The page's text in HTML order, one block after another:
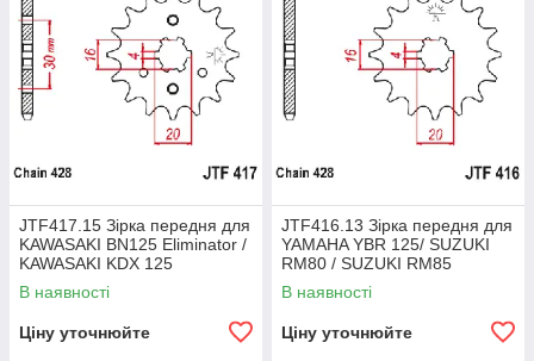
JTF417.15 Зірка передня для
KAWASAKI BN125 Eliminator /
KAWASAKI KDX 125
В наявності
Ціну уточнюйте
JTF416.13 Зірка передня для
YAMAHA YBR 125/ SUZUKI
RM80 / SUZUKI RM85
/YAMAHA YZ 80
В наявності
Ціну уточнюйте